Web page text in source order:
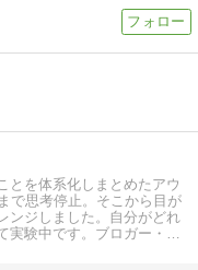
とを体系化しまとめたアウ
で思考停止。そこから目が
ンジしました。自分がどれ
実験中です。ブロガー・